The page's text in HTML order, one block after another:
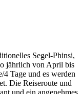
Segel-Phinsi,
jährlich von April bis
4 Tage und es werden
Die Reiseroute und
und ein angenehmes